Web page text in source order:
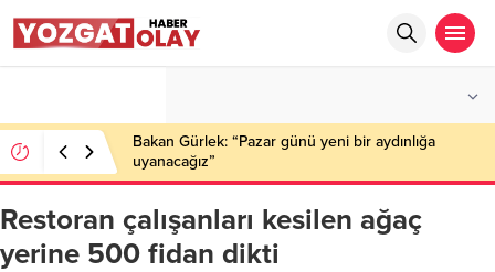
Bakan Gürlek: “Pazar günü yeni bir aydınlığa
uyanacağız”
Restoran çalışanları kesilen ağaç
yerine 500 fidan dikti